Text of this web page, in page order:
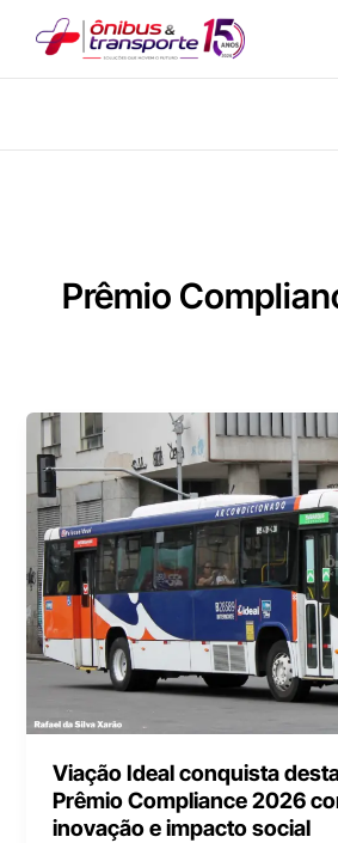
Prêmio
Viação Ideal conquista
Prêmio Compliance 2026
inovação e impacto social